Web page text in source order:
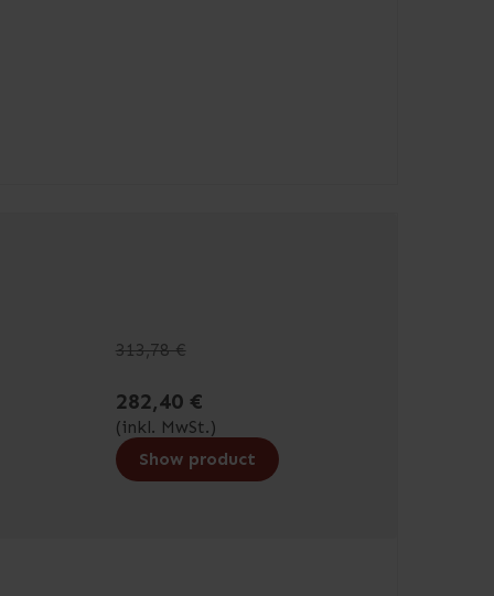
313,78 €
282,40 €
(inkl. MwSt.)
Show product